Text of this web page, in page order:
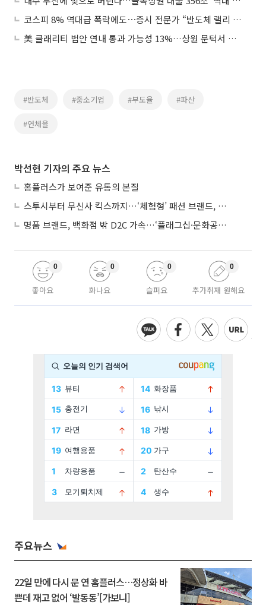
코스피 8% 역대급 폭락에도⋯증시 전문가 “반도체 랠리 안 꺾였다”
美 클래리티 법안 연내 통과 가능성 13%…상원 문턱서 제동
#반도체 #중소기업 #부도율 #파산
#연체율
박선현 기자의 주요 뉴스
홈플러스가 보여준 유통의 본질
스투시부터 무신사 킥스까지…‘체험형’ 패션 브랜드, 잇단 제주행
명품 브랜드, 백화점 밖 D2C 가속…‘플래그십·문화공간’ 전략 눈길
좋아요
0
화나요
0
슬퍼요
0
추가취재 원해요
0
주요뉴스
22일 만에 다시 문 연 홈플러스…정상화 바
쁜데 재고 없어 ‘발동동’[가보니]